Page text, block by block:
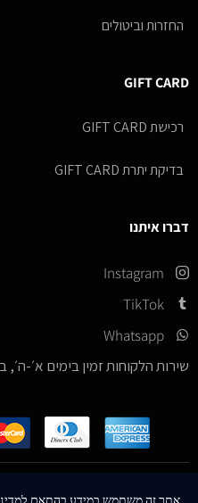
החזרות וביטולים
GIFT CARD
רכישת GIFT CARD
בדיקת יתרת GIFT CARD
דברו איתנו
Instagram
TikTok
Whatsapp
שירות הלקוחות זמין בימים א׳-ה׳, בין